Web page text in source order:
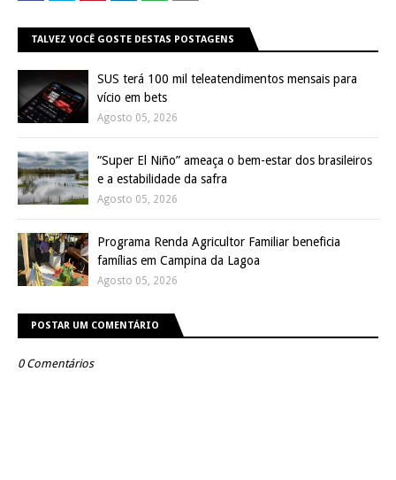
TALVEZ VOCÊ GOSTE DESTAS POSTAGENS
SUS terá 100 mil teleatendimentos mensais para
vício em bets
Agosto 05, 2026
“Super El Niño” ameaça o bem-estar dos brasileiros
e a estabilidade da safra
Agosto 05, 2026
Programa Renda Agricultor Familiar beneficia
famílias em Campina da Lagoa
Agosto 05, 2026
POSTAR UM COMENTÁRIO
0 Comentários